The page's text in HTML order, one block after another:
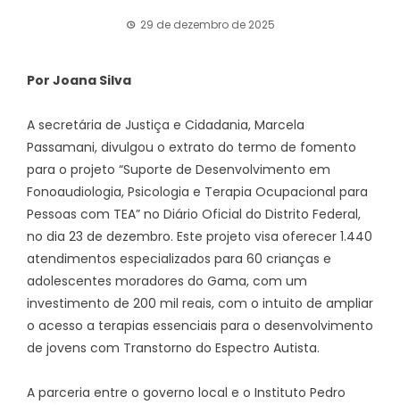
29 de dezembro de 2025
Por Joana Silva
A secretária de Justiça e Cidadania, Marcela
Passamani, divulgou o extrato do termo de fomento
para o projeto “Suporte de Desenvolvimento em
Fonoaudiologia, Psicologia e Terapia Ocupacional para
Pessoas com TEA” no Diário Oficial do Distrito Federal,
no dia 23 de dezembro. Este projeto visa oferecer 1.440
atendimentos especializados para 60 crianças e
adolescentes moradores do Gama, com um
investimento de 200 mil reais, com o intuito de ampliar
o acesso a terapias essenciais para o desenvolvimento
de jovens com Transtorno do Espectro Autista.
A parceria entre o governo local e o Instituto Pedro